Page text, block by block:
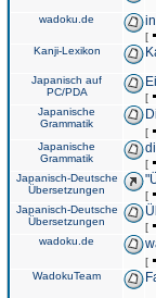
wadoku.de
[
Kanji-Lexikon
Japanisch auf
PC/PDA
[
Japanische
Grammatik
[
Japanische
Grammatik
[
Japanisch-Deutsche
Übersetzungen
[
Japanisch-Deutsche
Übersetzungen
[
wadoku.de
[
WadokuTeam